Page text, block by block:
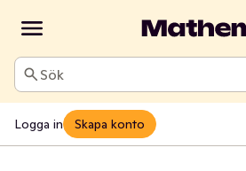
Sök
Logga in Skapa konto